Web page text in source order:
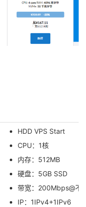
HDD VPS Start
CPU：1核
内存：512MB
硬盘：5GB SSD
带宽：200Mbps@不
IP：1IPv4+1IPv6